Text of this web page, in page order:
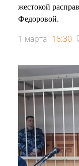
жестокой
Федоровой.
1 марта 16:30